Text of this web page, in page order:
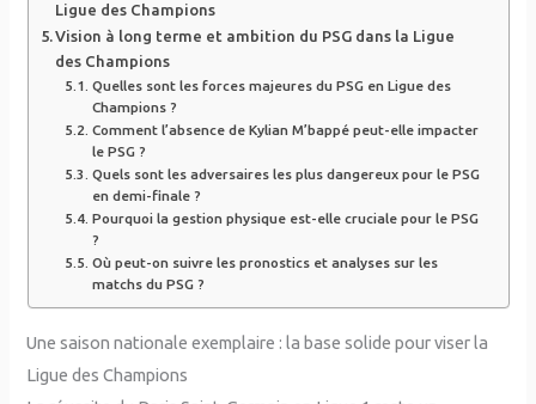
Ligue des Champions
Vision à long terme et ambition du PSG dans la Ligue
des Champions
Quelles sont les forces majeures du PSG en Ligue des
Champions ?
Comment l’absence de Kylian M’bappé peut-elle impacter
le PSG ?
Quels sont les adversaires les plus dangereux pour le PSG
en demi-finale ?
Pourquoi la gestion physique est-elle cruciale pour le PSG
?
Où peut-on suivre les pronostics et analyses sur les
matchs du PSG ?
Une saison nationale exemplaire : la base solide pour viser la
Ligue des Champions